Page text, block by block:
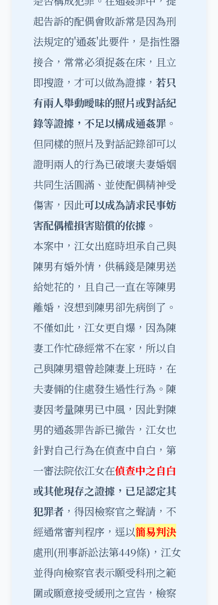
起告訴的配偶會敗訴常是因為刑
法規定的'通姦'此要件，是指性器
接合，常常必須捉姦在床，且立
即搜證，才可以做為證據， 若只
有兩人舉動曖昧的照片或對話紀
錄等證據，不足以構成通姦罪 。
但同樣的照片及對話記錄卻可以
證明兩人的行為已破壞夫妻婚姻
共同生活圓滿、並使配偶精神受
傷害，因此可以成為請求民事妨
害配偶權損害賠償的依據 。
本案中，江女出庭時坦承自己與
陳男有婚外情，供稱錢是陳男送
給她花的，且自己一直在等陳男
離婚，沒想到陳男卻先病倒了。
不僅如此，江女更自爆，因為陳
妻工作忙碌經常不在家，所以自
己與陳男還曾趁陳妻上班時，在
夫妻倆的住處發生過性行為。陳
妻因考量陳男已中風，因此對陳
男的通姦罪告訴已撤告，江女也
針對自己行為在偵查中自白，第
一審法院依江女在偵查中之自白
或其他現存之證據，已足認定其
犯罪者 ，得因檢察官之聲請，不
經通常審判程序，逕以簡易判決
處刑(刑事訴訟法第449條)，江女
並得向檢察官表示願受科刑之範
圍或願意接受緩刑之宣告，檢察